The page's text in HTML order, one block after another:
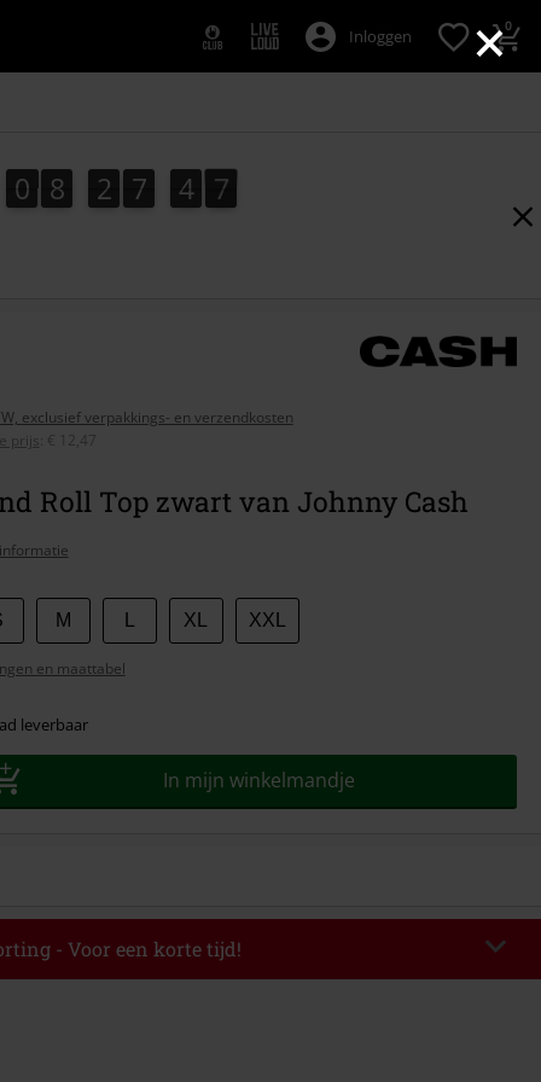
×
Inloggen 0
0
0 8
8 2
2 7
7 4
5
4 5
6
5
7
6
exclusief verpakkings- en verzendkosten
prijs
€ 12,47
Roll Top zwart van Johnny Cash
M XL XXL
en maattabel
leverbaar
In mijn winkelmandje
- Voor een korte tijd!